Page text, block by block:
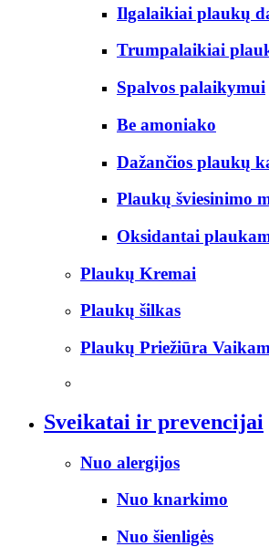
Ilgalaikiai plaukų
Trumpalaikiai
Spalvos palaikymui
Be amoniako
Dažančios plaukų
Plaukų šviesinimo
Oksidantai
Plaukų Kremai
Plaukų šilkas
Plaukų Priežiūra
Sveikatai ir prevencijai
Nuo alergijos
Nuo knarkimo
Nuo šienligės